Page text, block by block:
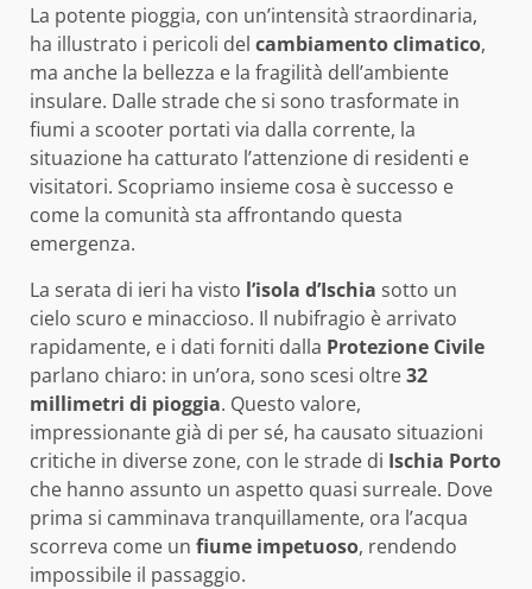
La potente pioggia, con un’intensità straordinaria,
ha illustrato i pericoli del cambiamento climatico,
ma anche la bellezza e la fragilità dell’ambiente
insulare. Dalle strade che si sono trasformate in
fiumi a scooter portati via dalla corrente, la
situazione ha catturato l’attenzione di residenti e
visitatori. Scopriamo insieme cosa è successo e
come la comunità sta affrontando questa
emergenza.
La serata di ieri ha visto l’isola d’Ischia sotto un
cielo scuro e minaccioso. Il nubifragio è arrivato
rapidamente, e i dati forniti dalla Protezione Civile
parlano chiaro: in un’ora, sono scesi oltre32
millimetri di pioggia. Questo valore,
impressionante già di per sé, ha causato situazioni
critiche in diverse zone, con le strade di Ischia Porto
che hanno assunto un aspetto quasi surreale. Dove
prima si camminava tranquillamente, ora l’acqua
scorreva come un fiume impetuoso, rendendo
impossibile il passaggio.